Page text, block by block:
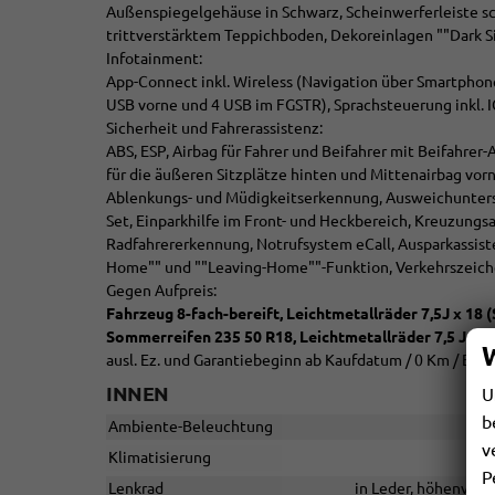
Außenspiegelgehäuse in Schwarz, Scheinwerferleiste
trittverstärktem Teppichboden, Dekoreinlagen ""Dark
Infotainment:
App-Connect inkl. Wireless (Navigation über
USB vorne und 4 USB im FGSTR), Sprachsteuerung
Sicherheit und Fahrerassistenz:
ABS, ESP, Airbag für Fahrer und Beifahrer mit
für die äußeren Sitzplätze hinten und Mittenairbag
Ablenkungs- und Müdigkeitserkennung,
Set, Einparkhilfe im Front- und Heckbereich,
Radfahrererkennung, Notrufsystem eCall,
Home"" und ""Leaving-Home""-Funktion,
Gegen Aufpreis:
Fahrzeug 8-fach-bereift, Leichtmetallräder 7,5J x 18
Sommerreifen 235 50 R18, Leichtmetallräder 7,5 J x
ausl. Ez. und Garantiebeginn ab Kaufdatum / 0 Km /
INNEN
Ambiente-Beleuchtung
Klimatisierung
Lenkrad
in Leder,